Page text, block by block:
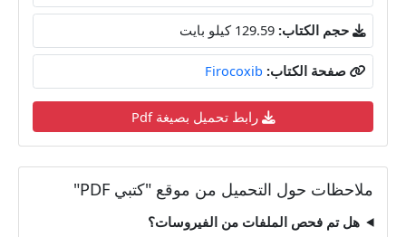
حجم الكتاب: 129.59 كيلو بايت
صفحة الكتاب: Firocoxib
رابط تحميل بصيغة Pdf
ملاحظات حول التحميل من موقع "كتبي PDF"
هل تم فحص الملفات من الفيروسات؟